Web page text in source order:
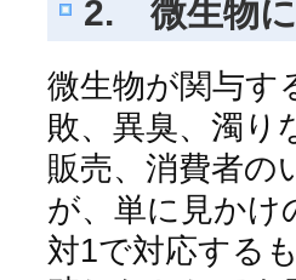
2. 微生物に
微生物が関与す
敗、異臭、濁り
販売、消費者の
が、単に見かけ
対1で対応する